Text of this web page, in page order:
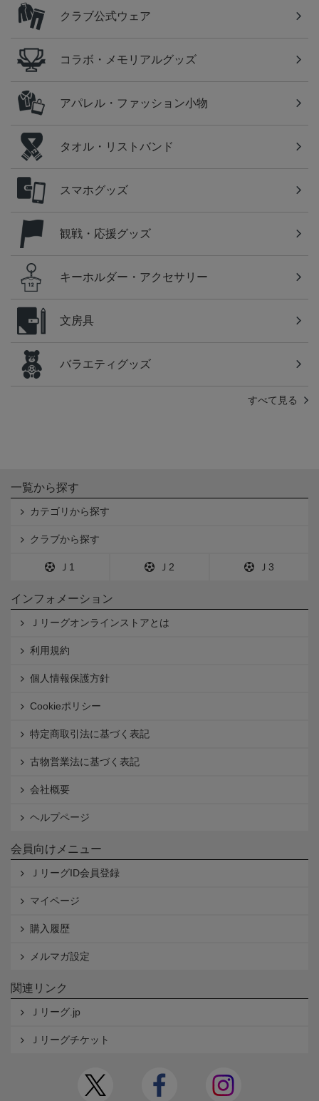
クラブ公式ウェア
コラボ・メモリアルグッズ
アパレル・ファッション小物
タオル・リストバンド
スマホグッズ
観戦・応援グッズ
キーホルダー・アクセサリー
文房具
バラエティグッズ
すべて見る
一覧から探す
カテゴリから探す
クラブから探す
Ｊ1 Ｊ2 Ｊ3
インフォメーション
Ｊリーグオンラインストアとは
利用規約
個人情報保護方針
Cookieポリシー
特定商取引法に基づく表記
古物営業法に基づく表記
会社概要
ヘルプページ
会員向けメニュー
ＪリーグID会員登録
マイページ
購入履歴
メルマガ設定
関連リンク
Ｊリーグ.jp
Ｊリーグチケット